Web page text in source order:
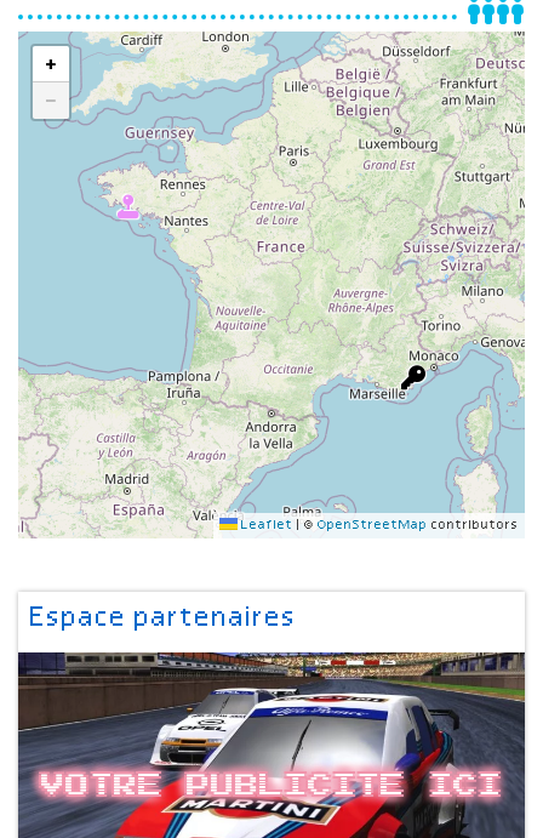
+
−
Leaflet © OpenStreetMap contributors
Espace partenaires
Votre publicite ici